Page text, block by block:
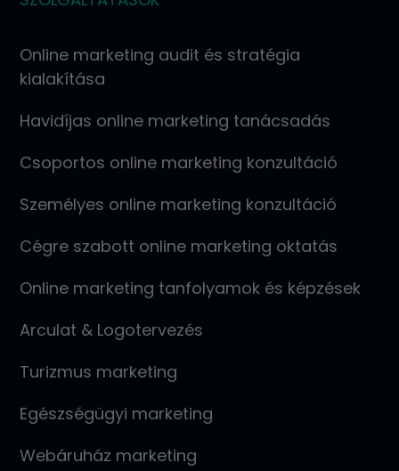
Online marketing audit és stratégia
kialakítása
Havidíjas online marketing tanácsadás
Csoportos online marketing konzultáció
Személyes online marketing konzultáció
Cégre szabott online marketing oktatás
Online marketing tanfolyamok és képzések
Arculat & Logotervezés
Turizmus marketing
Egészségügyi marketing
Webáruház marketing